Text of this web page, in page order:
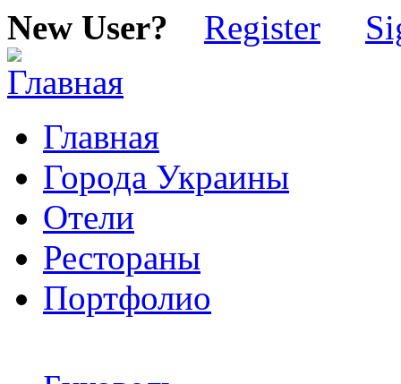
New User? Register
Главная
Города Украины
Отели
Рестораны
Портфолио